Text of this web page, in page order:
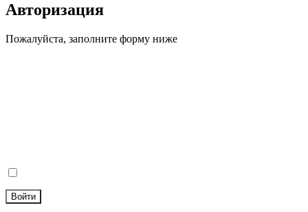
Авторизация
Пожалуйста, заполните форму ниже